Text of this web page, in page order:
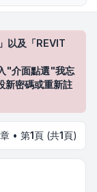
以及「REVIT
"介面點選"我忘
新密碼或重新註
• 第1頁 (共1頁)